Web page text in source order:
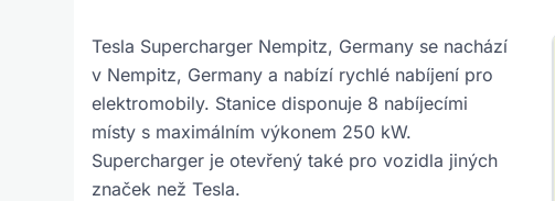
Tesla Supercharger Nempitz, Germany se nachází
v Nempitz, Germany a nabízí rychlé nabíjení pro
elektromobily. Stanice disponuje 8 nabíjecími
místy s maximálním výkonem 250 kW.
Supercharger je otevřený také pro vozidla jiných
značek než Tesla.